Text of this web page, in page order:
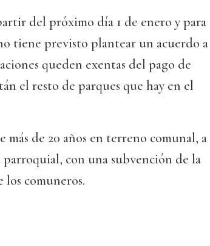
del próximo día 1 de enero y para
tiene previsto plantear un acuerdo a
queden exentas del pago de
el resto de parques que hay en el
de 20 años en terreno comunal, a
con una subvención de la
comuneros.